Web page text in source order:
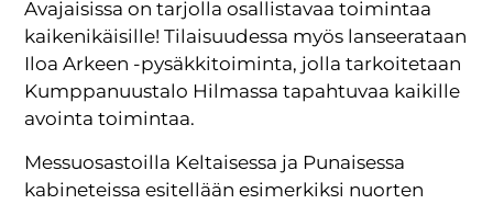
Avajaisissa on tarjolla osallistavaa toimintaa
kaikenikäisille! Tilaisuudessa myös lanseerataan
Iloa Arkeen -pysäkkitoiminta, jolla tarkoitetaan
Kumppanuustalo Hilmassa tapahtuvaa kaikille
avointa toimintaa.
Messuosastoilla Keltaisessa ja Punaisessa
kabineteissa esitellään esimerkiksi nuorten